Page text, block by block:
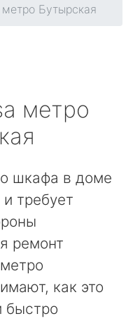
метро Бутырская
метро
шкафа в доме
требует
ремонт
как это
быстро